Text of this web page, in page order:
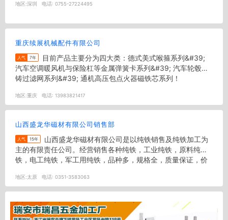
地区:深圳 电话: 0755-27224495
重庆续展机械配件有限公司
人气 7年
汽车空调暖风机与保险杠等金属弹簧卡系列&#39; 汽车轮毂压
铸过滤网系列&#39; 通机高压包点火器磁铁芯系列！
地区:重庆 电话: 13983821417
山西盛龙华磁材有限公司销售部
人气 15年
主的有限责任公司。经营销售各种纯铁，工业纯铁，原料纯
铁，电工纯铁，军工用纯铁，品种多，规格全，质量保证，价
地区:太原 电话: 0351-3583063